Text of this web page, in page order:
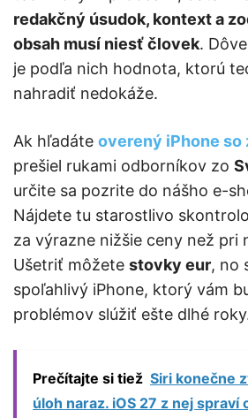
redakčný úsudok, kontext a
obsah musí niesť človek.
je podľa nich hodnota, ktorú
nahradiť nedokáže.
Ak hľadáte overený iPhone so
prešiel rukami odborníkov zo
určite sa pozrite do nášho e-
Nájdete tu starostlivo
za výrazne nižšie ceny než pri
Ušetriť môžete stovky eur, no
spoľahlivý iPhone, ktorý vám
problémov slúžiť ešte dlhé roky.
Prečítajte si tiež Siri konečne
úloh naraz. iOS 27 z nej spraví